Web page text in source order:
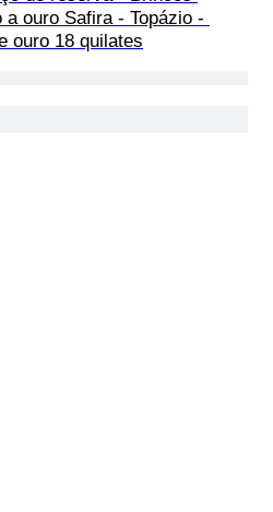
a ouro Safira - Topázio -
ouro 18 quilates